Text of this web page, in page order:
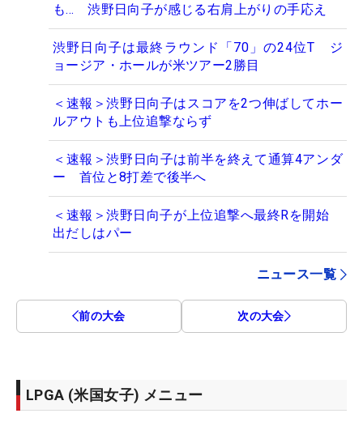
も… 渋野日向子が感じる右肩上がりの手応え
渋野日向子は最終ラウンド「70」の24位T ジ
ョージア・ホールが米ツアー2勝目
＜速報＞渋野日向子はスコアを2つ伸ばしてホー
ルアウトも上位追撃ならず
＜速報＞渋野日向子は前半を終えて通算4アンダ
ー 首位と8打差で後半へ
＜速報＞渋野日向子が上位追撃へ最終Rを開始
出だしはパー
ニュース一覧
前の大会 次の大会
LPGA (米国女子) メニュー